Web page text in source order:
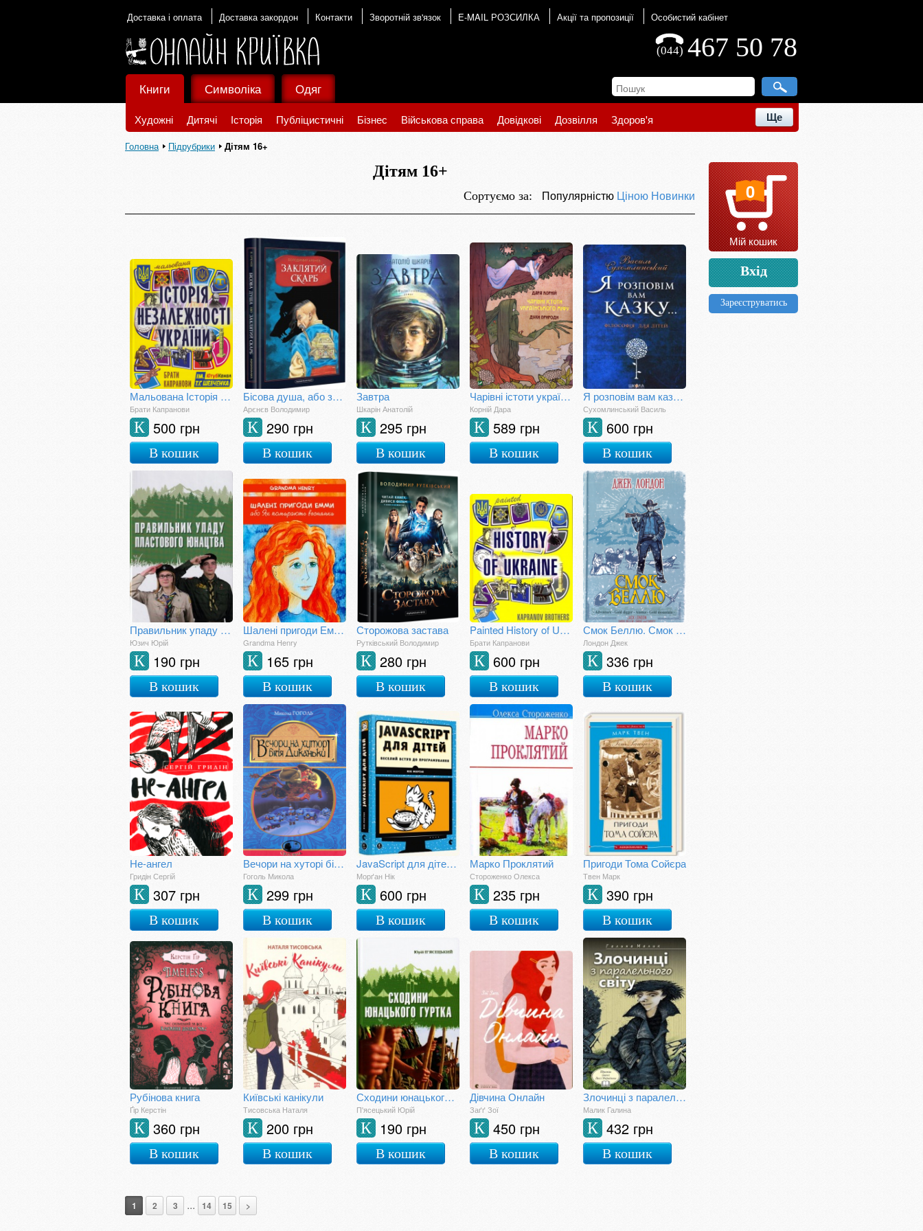
Доставка і оплата Доставка закордон Контакти Зворотній зв'язок E-MAIL РОЗСИЛКА Акції та пропозиції Особистий кабінет
467 50 78
(044)
Книги
Художні Дитячі Історія Публіцистичні Бізнес Військова справа Довідкові Дозвілля Здоров'я Ще
Символіка Одяг
Головна Підрубрики Дітям 16+
Дітям 16+
Сортуємо за: Популярністю Ціною Новинки
Мальована Історія Незалежності України
Брати Капранови
500 грн
К
В кошик
Бісова душа, або заклятий скарб
Арєнєв Володимир
290 грн
К
В кошик
Завтра
Шкарін Анатолій
295 грн
К
В кошик
Чарівні істоти українського міфу. Духи природи
Корній Дара
589 грн
К
В кошик
Я розповім вам казку... Філософія для дітей
Сухомлинський Василь
600 грн
К
В кошик
Правильник упаду пластового юнацтва
Юзич Юрій
190 грн
К
В кошик
Шалені пригоди Емми, або Як помирають веснянки
Grandma Henry
165 грн
К
В кошик
Сторожова застава
Рутківський Володимир
280 грн
К
В кошик
Painted History of Ukraine
Брати Капранови
600 грн
К
В кошик
Смок Беллю. Смок і Малюк
Лондон Джек
336 грн
К
В кошик
Не-ангел
Гридін Сергій
307 грн
К
В кошик
Вечори на хуторі біля Диканьки
Гоголь Микола
299 грн
К
В кошик
JavaScript для дітей. Веселий вступ до програмування
Морґан Нік
600 грн
К
В кошик
Марко Проклятий
Стороженко Олекса
235 грн
К
В кошик
Пригоди Тома Сойєра
Твен Марк
390 грн
К
В кошик
Рубінова книга
Ґір Керстін
360 грн
К
В кошик
Київські канікули
Тисовська Наталя
200 грн
К
В кошик
Сходини юнацького гуртка
П'ясецький Юрій
190 грн
К
В кошик
Дівчина Онлайн
Заґґ Зої
450 грн
К
В кошик
Злочинці з паралельного світу
Малик Галина
432 грн
К
В кошик
1 2 3 ... 14 15 >
0
Мій кошик
Вхід
Зареєструватись